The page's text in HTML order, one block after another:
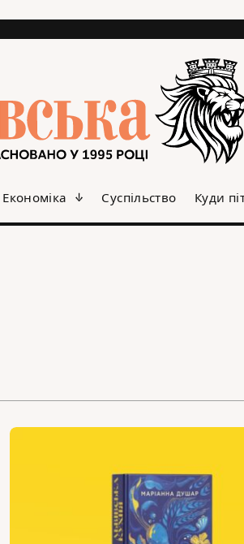
Економіка Суспільство Куди